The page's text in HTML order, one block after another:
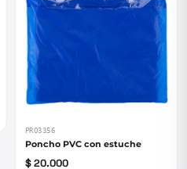
PRO3356
Poncho PVC con estuche
$ 20.000